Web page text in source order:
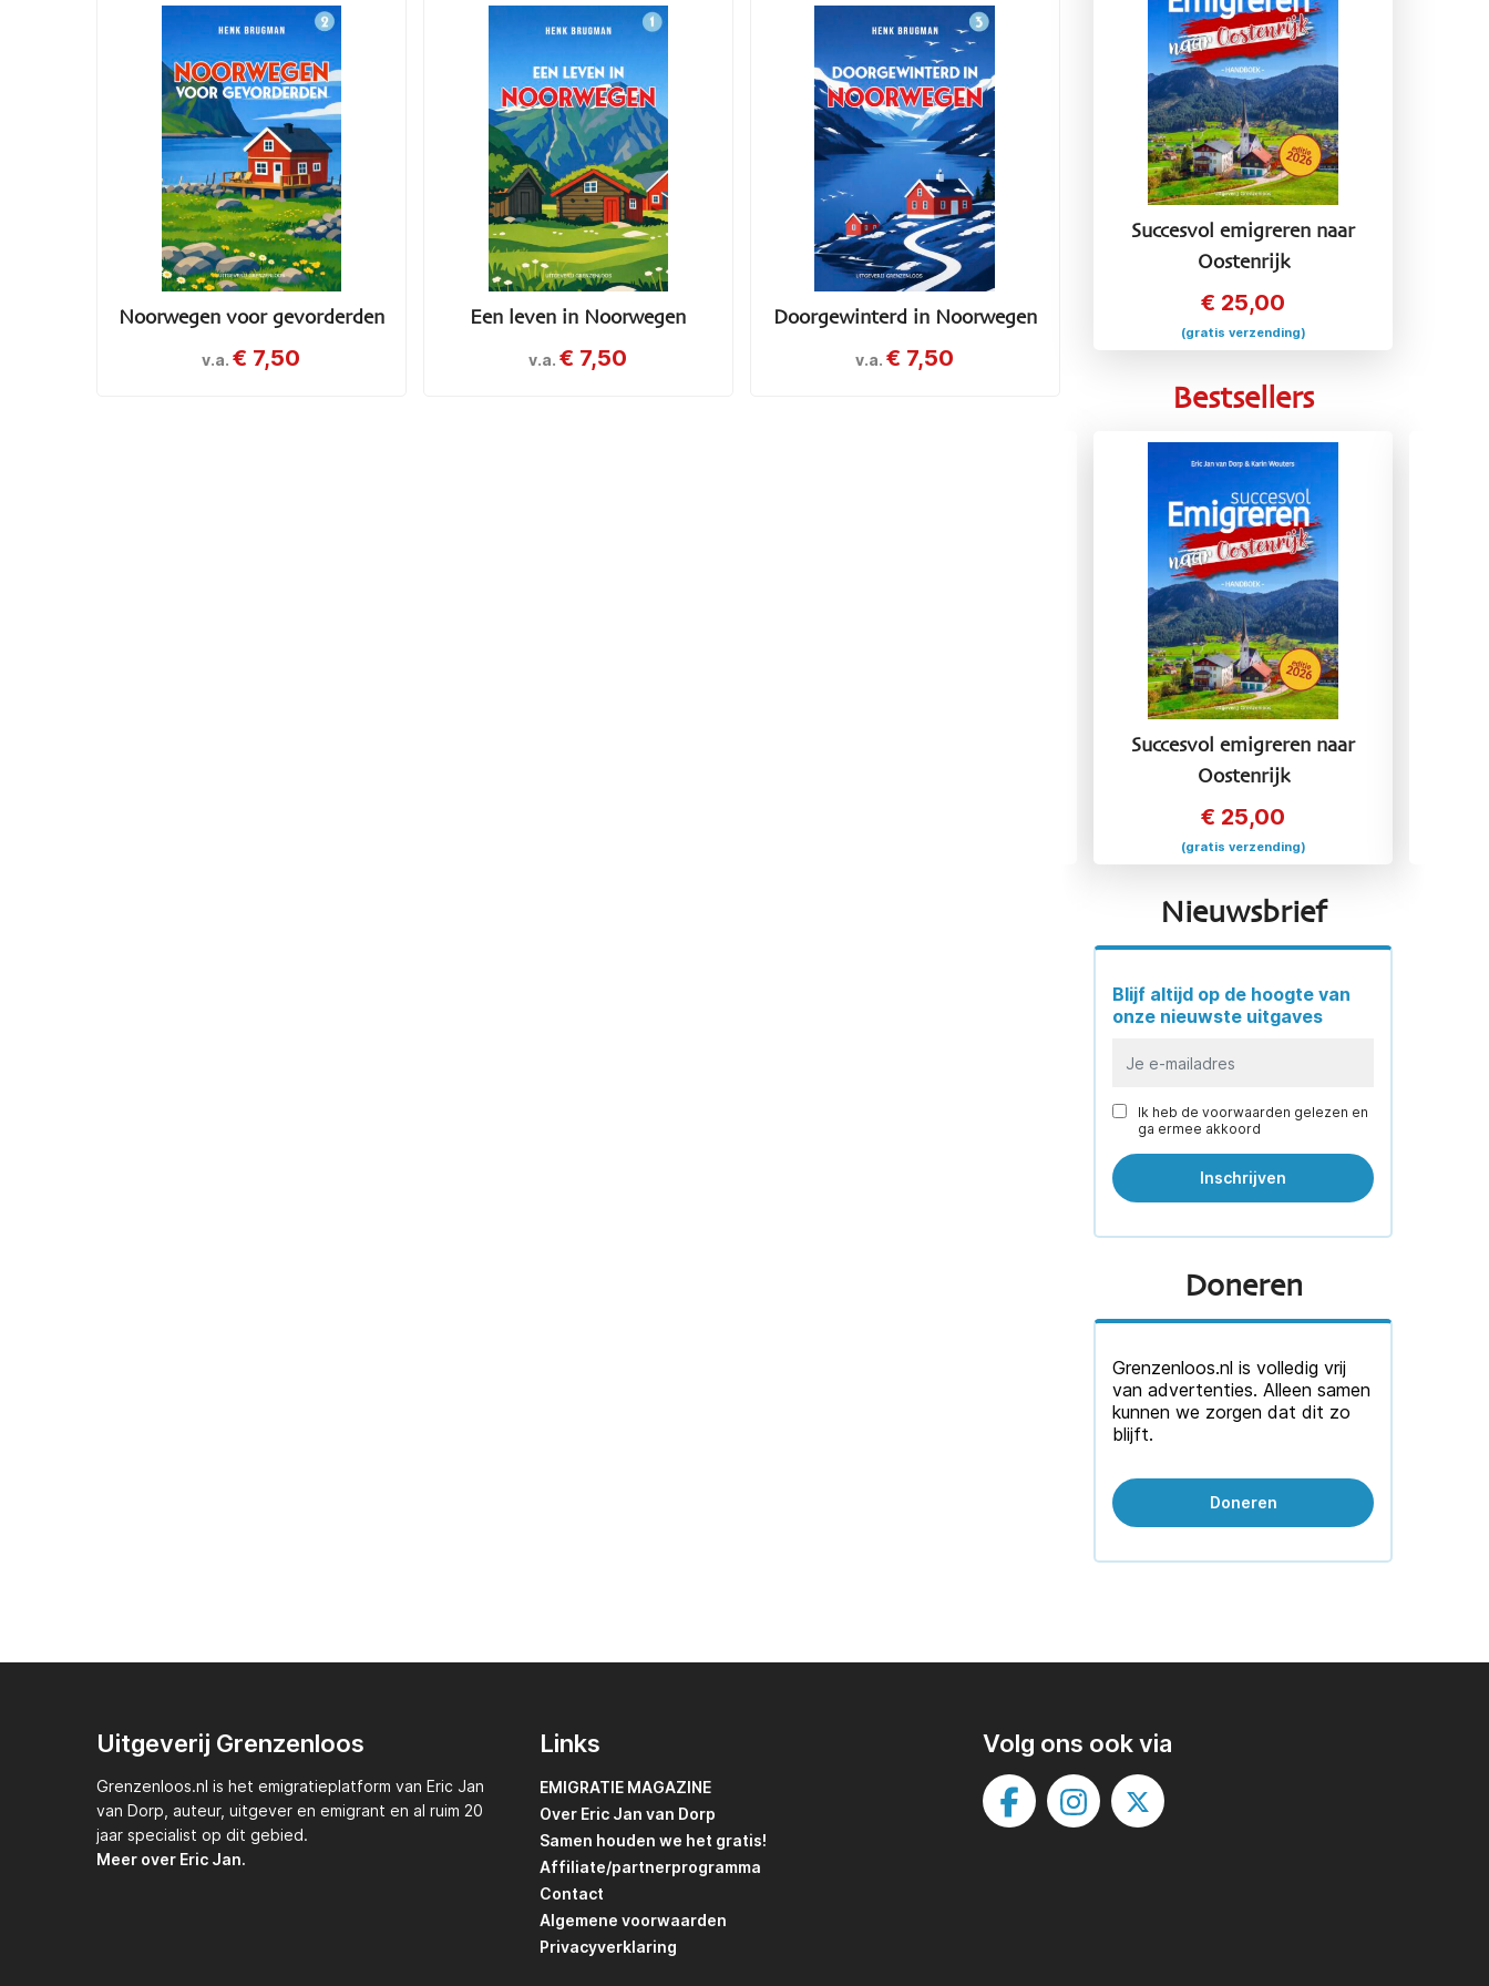
Noorwegen voor gevorderden
v.a.€ 7,50
Een leven in Noorwegen
v.a.€ 7,50
Doorgewinterd in Noorwegen
v.a.€ 7,50
Succesvol emigreren naar
Oostenrijk
€ 25,00
(gratis verzending)
Bestsellers
Succesvol emigreren naar
Oostenrijk
€ 25,00
(gratis verzending)
Nieuwsbrief
Blijf altijd op de hoogte van
onze nieuwste uitgaves
Ik heb de voorwaarden gelezen en
ga ermee akkoord
Doneren
Grenzenloos.nl is volledig vrij
van advertenties. Alleen samen
kunnen we zorgen dat dit zo
blijft.
Doneren
Uitgeverij Grenzenloos
Grenzenloos.nl is het emigratieplatform van Eric Jan
van Dorp, auteur, uitgever en emigrant en al ruim 20
jaar specialist op dit gebied.
Meer over Eric Jan.
Links
EMIGRATIE MAGAZINE
Over Eric Jan van Dorp
Samen houden we het gratis!
Affiliate/partnerprogramma
Contact
Algemene voorwaarden
Privacyverklaring
Volg ons ook via